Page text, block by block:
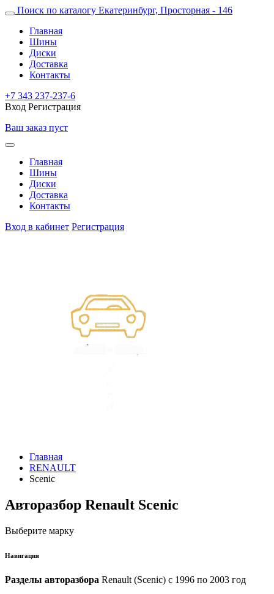
Поиск по каталогу Екатеринбург, Просторная - 146
Главная
Шины
Диски
Доставка
Контакты
+7 343 237-237-6
Вход Регистрация
Ваш заказ пуст
Главная
Шины
Диски
Доставка
Контакты
Вход в кабинет Регистрация
Главная
RENAULT
Scenic
Авторазбор Renault Scenic
Выберите марку
Навигация
Разделы авторазбора Renault (Scenic) с 1996 по 2003 год